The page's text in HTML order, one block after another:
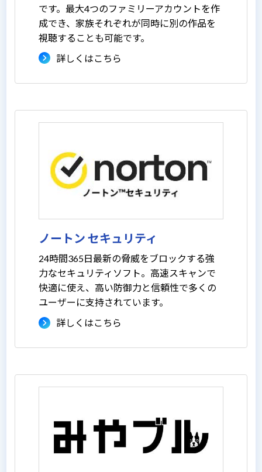
です。最大4つのファミリーアカウントを作
成でき、家族それぞれが同時に別の作品を
視聴することも可能です。
詳しくはこちら
ノートン セキュリティ
24時間365日最新の脅威をブロックする強
力なセキュリティソフト。高速スキャンで
快適に使え、高い防御力と信頼性で多くの
ユーザーに支持されています。
詳しくはこちら